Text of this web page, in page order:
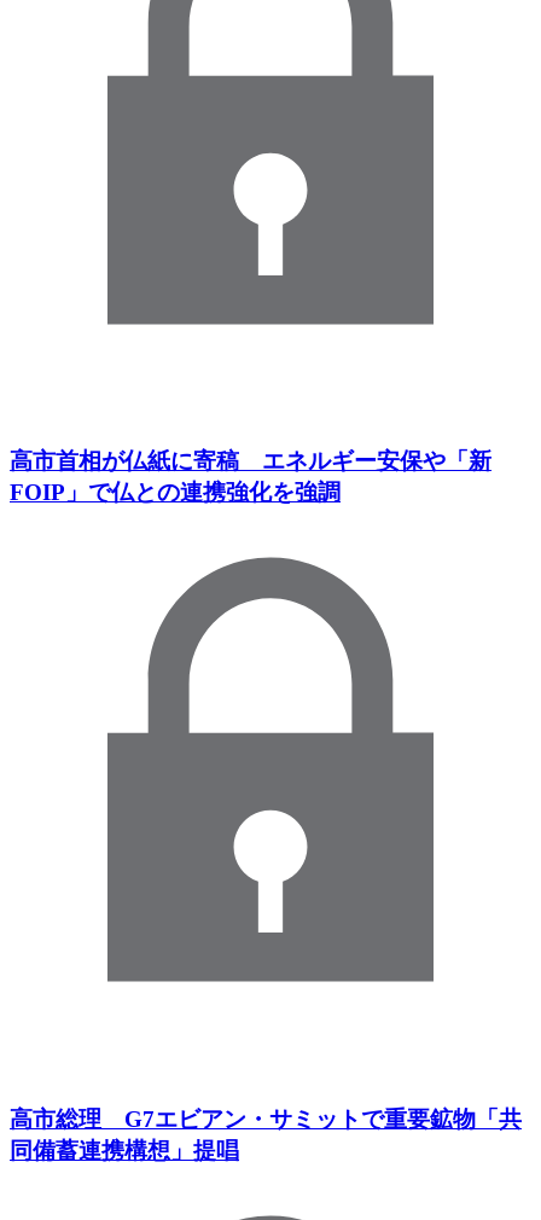
高市首相が仏紙に寄稿 エネルギー安保や「新
FOIP」で仏との連携強化を強調
高市総理 G7エビアン・サミットで重要鉱物「共
同備蓄連携構想」提唱